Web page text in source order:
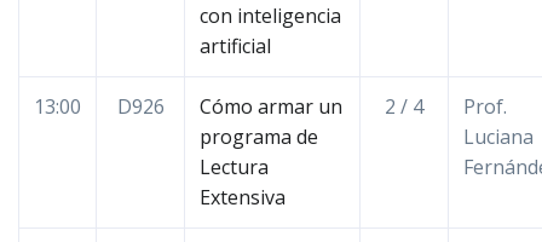
con inteligencia
artificial
13:00 D926
Cómo armar un
programa de
Lectura
Extensiva
2 / 4
Prof.
Luciana